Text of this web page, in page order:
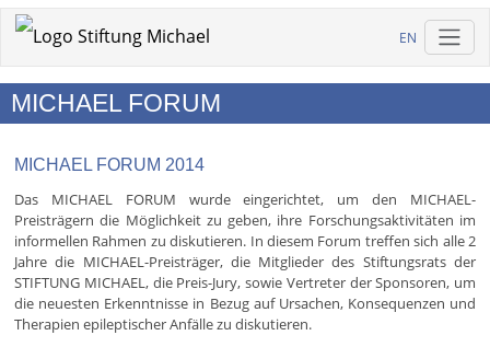
EN
MICHAEL FORUM
MICHAEL FORUM 2014
Das MICHAEL FORUM wurde eingerichtet, um den MICHAEL-
Preisträgern die Möglichkeit zu geben, ihre Forschungsaktivitäten im
informellen Rahmen zu diskutieren. In diesem Forum treffen sich alle 2
Jahre die MICHAEL-Preisträger, die Mitglieder des Stiftungsrats der
STIFTUNG MICHAEL, die Preis-Jury, sowie Vertreter der Sponsoren, um
die neuesten Erkenntnisse in Bezug auf Ursachen, Konsequenzen und
Therapien epileptischer Anfälle zu diskutieren.